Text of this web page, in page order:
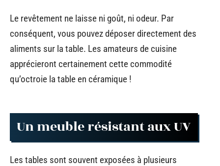
Le revêtement ne laisse ni goût, ni odeur. Par
conséquent, vous pouvez déposer directement des
aliments sur la table. Les amateurs de cuisine
apprécieront certainement cette commodité
qu’octroie la table en céramique !
Un meuble résistant aux UV
Les tables sont souvent exposées à plusieurs